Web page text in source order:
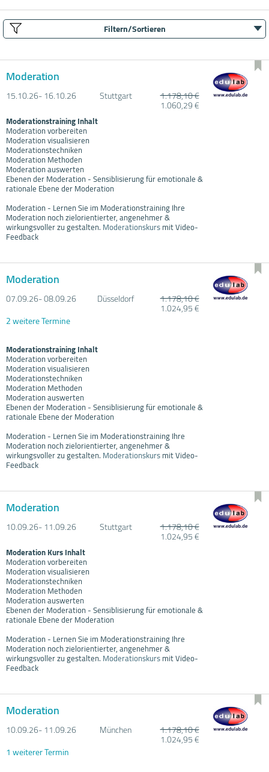
Filtern/Sortieren
Moderation
15.10.26- 16.10.26 Stuttgart 1.178,10 €
1.060,29 €
Moderationstraining Inhalt
Moderation vorbereiten
Moderation visualisieren
Moderationstechniken
Moderation Methoden
Moderation auswerten
Ebenen der Moderation - Sensiblisierung für emotionale &
rationale Ebene der Moderation
Moderation - Lernen Sie im Moderationstraining Ihre
Moderation noch zielorientierter, angenehmer &
wirkungsvoller zu gestalten. Moderationskursmit Video-
Feedback
Moderation
07.09.26- 08.09.26 Düsseldorf 1.178,10 €
1.024,95 €
2 weitere Termine
Moderationstraining Inhalt
Moderation vorbereiten
Moderation visualisieren
Moderationstechniken
Moderation Methoden
Moderation auswerten
Ebenen der Moderation - Sensiblisierung für emotionale &
rationale Ebene der Moderation
Moderation - Lernen Sie im Moderationstraining Ihre
Moderation noch zielorientierter, angenehmer &
wirkungsvoller zu gestalten. Moderationskursmit Video-
Feedback
Moderation
10.09.26- 11.09.26 Stuttgart 1.178,10 €
1.024,95 €
Moderation Kurs Inhalt
Moderation vorbereiten
Moderation visualisieren
Moderationstechniken
Moderation Methoden
Moderation auswerten
Ebenen der Moderation - Sensiblisierung für emotionale &
rationale Ebene der Moderation
Moderation - Lernen Sie im Moderationstraining Ihre
Moderation noch zielorientierter, angenehmer &
wirkungsvoller zu gestalten. Moderationskursmit Video-
Feedback
Moderation
10.09.26- 11.09.26 München 1.178,10 €
1.024,95 €
1 weiterer Termin